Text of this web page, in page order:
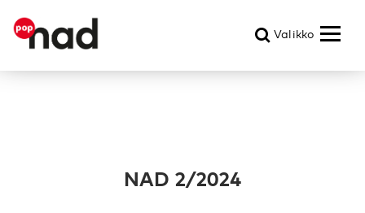
Valikko
NAD 2/2024